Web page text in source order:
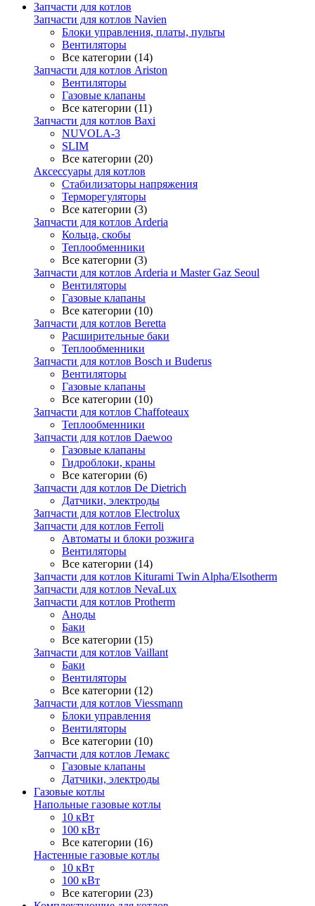
Запчасти для котлов
Запчасти для котлов Navien
Блоки управления, платы, пульты
Вентиляторы
Все категории (14)
Запчасти для котлов Ariston
Вентиляторы
Газовые клапаны
Все категории (11)
Запчасти для котлов Baxi
NUVOLA-3
SLIM
Все категории (20)
Аксессуары для котлов
Стабилизаторы напряжения
Терморегуляторы
Все категории (3)
Запчасти для котлов Arderia
Кольца, скобы
Теплообменники
Все категории (3)
Запчасти для котлов Arderia и Master Gaz Seoul
Вентиляторы
Газовые клапаны
Все категории (10)
Запчасти для котлов Beretta
Расширительные баки
Теплообменники
Запчасти для котлов Bosch и Buderus
Вентиляторы
Газовые клапаны
Все категории (10)
Запчасти для котлов Chaffoteaux
Теплообменники
Запчасти для котлов Daewoo
Газовые клапаны
Гидроблоки, краны
Все категории (6)
Запчасти для котлов De Dietrich
Датчики, электроды
Запчасти для котлов Electrolux
Запчасти для котлов Ferroli
Автоматы и блоки розжига
Вентиляторы
Все категории (14)
Запчасти для котлов Kiturami Twin Alpha/Elsotherm
Запчасти для котлов NevaLux
Запчасти для котлов Protherm
Аноды
Баки
Все категории (15)
Запчасти для котлов Vaillant
Баки
Вентиляторы
Все категории (12)
Запчасти для котлов Viessmann
Блоки управления
Вентиляторы
Все категории (10)
Запчасти для котлов Лемакс
Газовые клапаны
Датчики, электроды
Газовые котлы
Напольные газовые котлы
10 кВт
100 кВт
Все категории (16)
Настенные газовые котлы
10 кВт
100 кВт
Все категории (23)